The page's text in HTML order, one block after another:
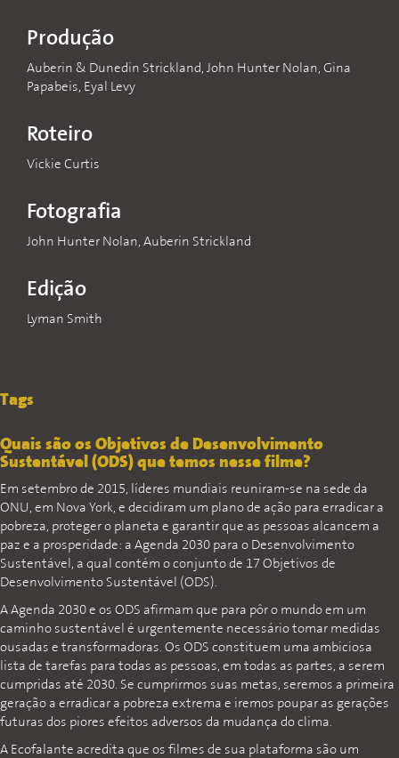
Produção
Auberin & Dunedin Strickland, John Hunter Nolan, Gina
Papabeis, Eyal Levy
Roteiro
Vickie Curtis
Fotografia
John Hunter Nolan, Auberin Strickland
Edição
Lyman Smith
Tags
Quais são os Objetivos de Desenvolvimento
Sustentável (ODS) que temos nesse filme?
Em setembro de 2015, líderes mundiais reuniram-se na sede da
ONU, em Nova York, e decidiram um plano de ação para erradicar a
pobreza, proteger o planeta e garantir que as pessoas alcancem a
paz e a prosperidade: a Agenda 2030 para o Desenvolvimento
Sustentável, a qual contém o conjunto de 17 Objetivos de
Desenvolvimento Sustentável (ODS).
A Agenda 2030 e os ODS afirmam que para pôr o mundo em um
caminho sustentável é urgentemente necessário tomar medidas
ousadas e transformadoras. Os ODS constituem uma ambiciosa
lista de tarefas para todas as pessoas, em todas as partes, a serem
cumpridas até 2030. Se cumprirmos suas metas, seremos a primeira
geração a erradicar a pobreza extrema e iremos poupar as gerações
futuras dos piores efeitos adversos da mudança do clima.
A Ecofalante acredita que os filmes de sua plataforma são um